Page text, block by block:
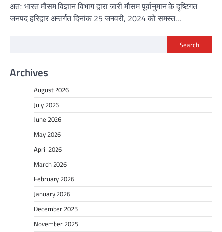
अतः भारत मौसम विज्ञान विभाग द्वारा जारी मौसम पूर्वानुमान के दृष्टिगत
जनपद हरिद्वार अन्तर्गत दिनांक 25 जनवरी, 2024 को समस्त…
Search
Archives
August 2026
July 2026
June 2026
May 2026
April 2026
March 2026
February 2026
January 2026
December 2025
November 2025